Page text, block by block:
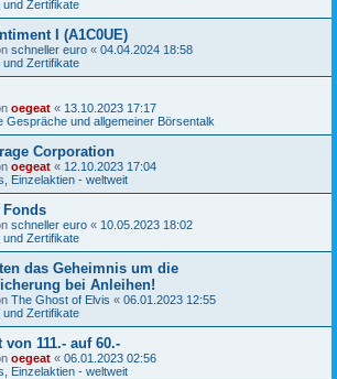
und Zertifikate
I (A1C0UE)
schneller euro « 04.04.2024 18:58
und Zertifikate
oegeat « 13.10.2023 17:17
Gespräche und allgemeiner Börsentalk
Corporation
oegeat « 12.10.2023 17:04
Einzelaktien - weltweit
Fonds
schneller euro « 10.05.2023 18:02
und Zertifikate
das Geheimnis um die
bei Anleihen!
The Ghost of Elvis « 06.01.2023 12:55
und Zertifikate
111.- auf 60.-
oegeat « 06.01.2023 02:56
Einzelaktien - weltweit